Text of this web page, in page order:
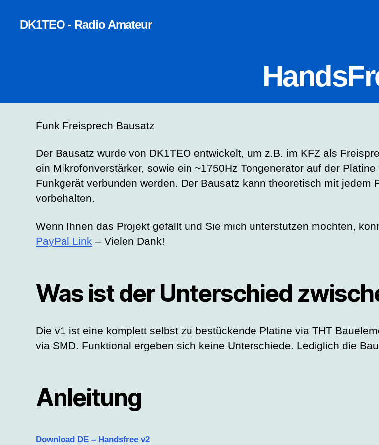
DK1TEO - Radio Amateur
Funk Freisprech Bausatz
Der Bausatz wurde von DK1TEO entwickelt, um z.B. im KFZ als
ein Mikrofonverstärker, sowie ein ~1750Hz Tongenerator auf der
Funkgerät verbunden werden. Der Bausatz kann theoretisch mit jedem
vorbehalten.
Wenn Ihnen das Projekt gefällt und Sie mich unterstützen möchten,
PayPal Link – Vielen Dank!
Was ist der Unterschied
Die v1 ist eine komplett selbst zu bestückende Platine via THT
via SMD. Funktional ergeben sich keine Unterschiede. Lediglich die
Anleitung
Download DE – Handsfree v2